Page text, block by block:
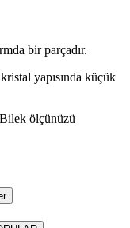
bir parçadır.
yapısında küçük
ölçünüzü